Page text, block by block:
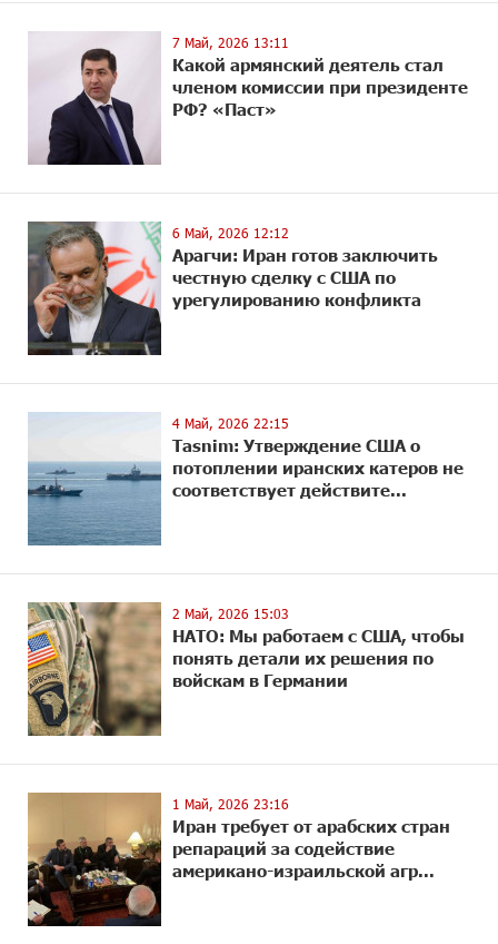
7 Май, 2026 13:11
Какой армянский деятель стал
членом комиссии при президенте
РФ? «Паст»
6 Май, 2026 12:12
Арагчи: Иран готов заключить
честную сделку с США по
урегулированию конфликта
4 Май, 2026 22:15
Tasnim: Утверждение США о
потоплении иранских катеров не
соответствует действите...
2 Май, 2026 15:03
НАТО: Мы работаем с США, чтобы
понять детали их решения по
войскам в Германии
1 Май, 2026 23:16
Иран требует от арабских стран
репараций за содействие
американо-израильской агр...